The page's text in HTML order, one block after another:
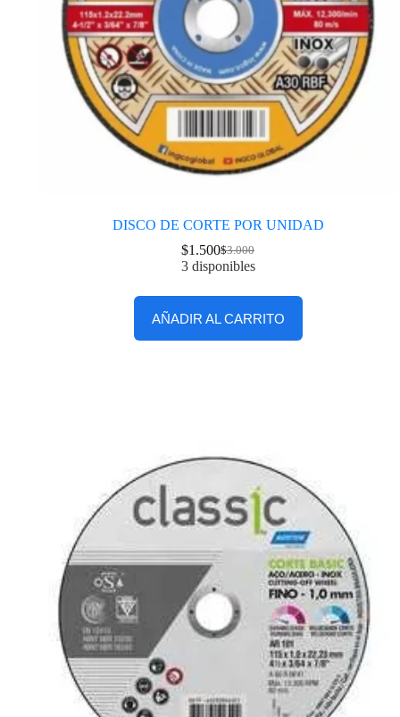
DISCO DE CORTE POR UNIDAD
$3.000
$1.500
3 disponibles
AÑADIR AL CARRITO